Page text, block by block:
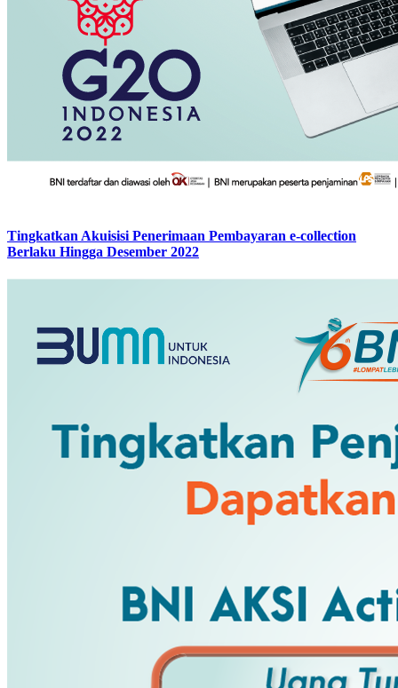
Tingkatkan Akuisisi Penerimaan Pembayaran e-collection
Berlaku Hingga Desember 2022